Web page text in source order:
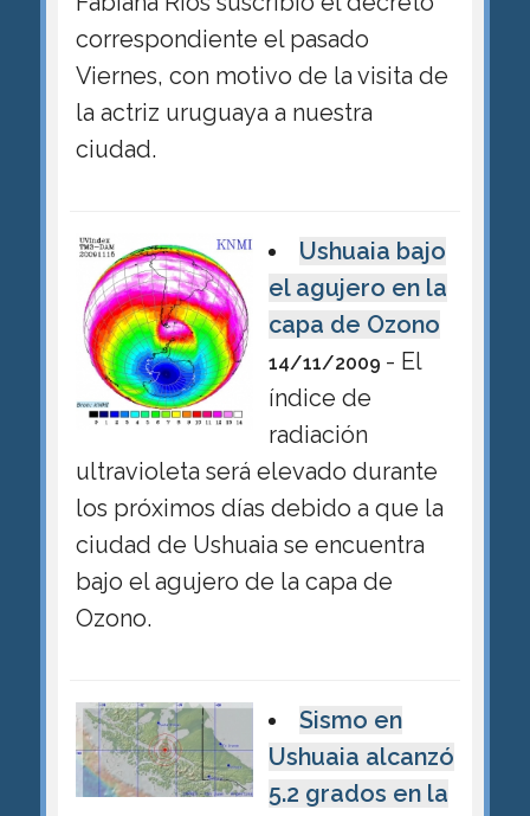
correspondiente el pasado
Viernes, con motivo de la visita de
la actriz uruguaya a nuestra
ciudad.
Ushuaia bajo
el agujero en la
capa de Ozono
14/11/2009 - El
índice de
radiación
ultravioleta será elevado durante
los próximos días debido a que la
ciudad de Ushuaia se encuentra
bajo el agujero de la capa de
Ozono.
Sismo en
Ushuaia alcanzó
5.2 grados en la